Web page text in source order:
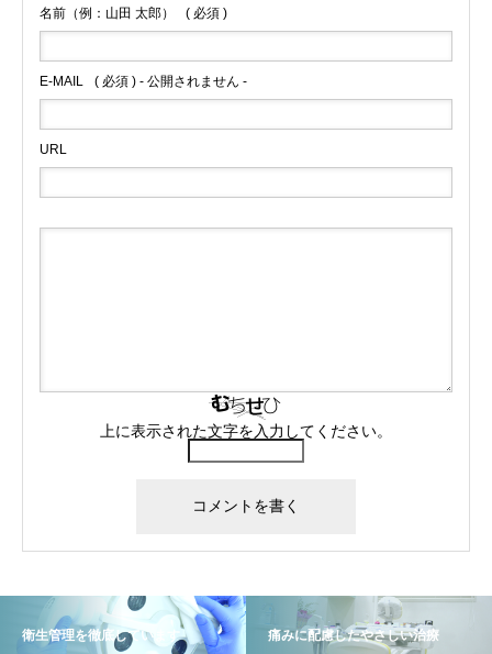
名前（例：山田 太郎） ( 必須 )
E-MAIL ( 必須 ) - 公開されません -
URL
上に表示された文字を入力してください。
衛生管理を徹底しています 痛みに配慮したやさしい治療